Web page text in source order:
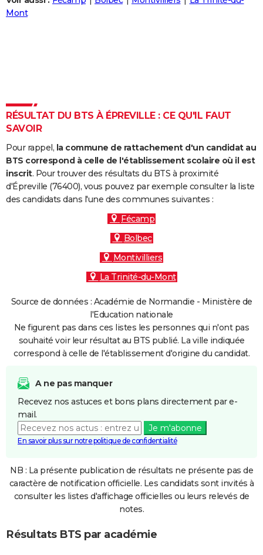
Destinations
City break
Voyage nature
Voyage de noces
Forum
Climat
+
PHOTO
Carte de Noël
Carte Bonne année
Carte Saint-Valentin
Carte Pâques
Carte d'anniversaire
DICTIONNAIRE
Dictionnaire
Biographies
Citations
Expressions
Proverbes
PROGRAMME TV
COPAINS D'AVANT
S'inscrire
Se connecter
Lycées
Collèges
Primaires
Universités
Entreprises
Service militaire
Avis de recherche
AVIS DE DÉCÈS
FORUM
Mont
RÉSULTAT DU BTS À ÉPREVILLE : CE QU'IL FAUT
SAVOIR
Pour rappel, la commune de rattachement d'un candidat au
BTS correspond à celle de l'établissement scolaire où il est
inscrit. Pour trouver des résultats du BTS à proximité
d'Épreville (76400), vous pouvez par exemple consulter la liste
des candidats dans l'une des communes suivantes :
Fécamp
Bolbec
Montivilliers
La Trinité-du-Mont
Source de données : Académie de Normandie - Ministère de
l'Education nationale
Ne figurent pas dans ces listes les personnes qui n'ont pas
souhaité voir leur résultat au BTS publié. La ville indiquée
correspond à celle de l'établissement d'origine du candidat.
A ne pas manquer
Recevez nos astuces et bons plans directement par e-
mail.
Je m'abonne
En savoir plus sur notre politique de confidentialité
NB : La présente publication de résultats ne présente pas de
caractère de notification officielle. Les candidats sont invités à
consulter les listes d'affichage officielles ou leurs relevés de
notes.
Résultats BTS par académie